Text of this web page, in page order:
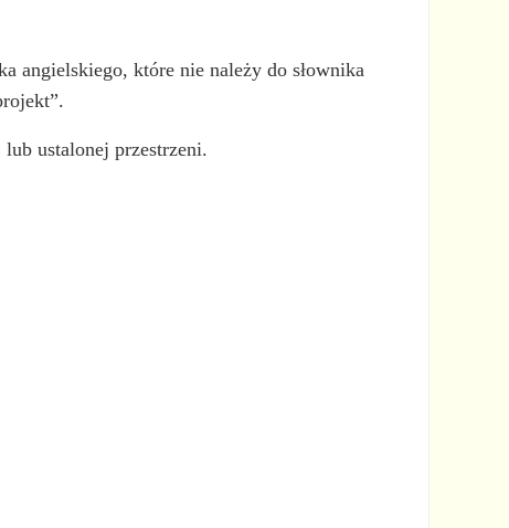
angielskiego, które nie należy do słownika
ustalonej przestrzeni.